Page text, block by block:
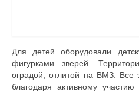
Для детей оборудовали
фигурками зверей.
оградой, отлитой на ВМЗ. Все
благодаря активному